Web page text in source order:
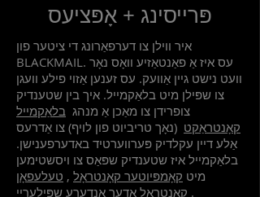
פּרייסינג + אָפּציעס
איר ווילן צו דערפאַרונג די ציטער פון
BLACKMAIL. עס איז אַ פאַנטאַזיע וואָס נאָר
וועט נישט גיין אַוועק. עס זענען אַזוי פילע וועגן
צו שפּילן מיט בלאַקמייל. איך בין שטענדיק
צופרידן צו מאַכן אַ מנהג בלאַקמייל
קאָנטראַקט (נאָך טריביוט פון לויף) צו אַדרעס
אַלע דיין עקלדיק פּערווערטיד באדערפענישן.
בלאַקמייל איז שטענדיק שפּאַס צו ויסשטימען
מיט קאָמפּיוטער קאָנטראָל , טעלעפאָן
קאָנטראָל אָדער אנדערע שפּילערייַ .